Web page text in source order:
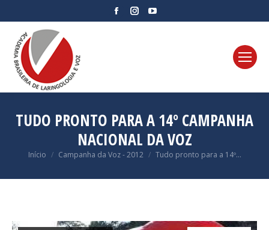
FacebookInstagram
TUDO PRONTO PARA A 14º CAMPANHA
NACIONAL DA VOZ
Você está aqui:
Início Campanha da Voz - 2012 Tudo pronto para a 14º…